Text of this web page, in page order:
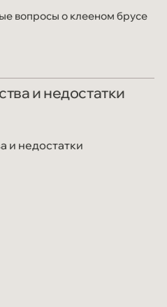
вопросы о клееном брусе
и недостатки